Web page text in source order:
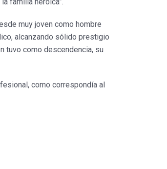
muy joven como hombre
alcanzando sólido prestigio
tuvo como descendencia, su
como correspondía al